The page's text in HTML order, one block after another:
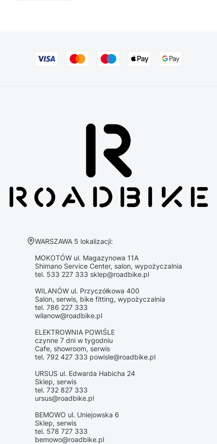
Adres:
WARSZAWA 5 lokalizacji:
MOKOTÓW ul. Magazynowa 11A
Shimano Service Center, salon, wypożyczalnia
tel. 533 227 333 sklep@roadbike.pl
WILANÓW ul. Przyczółkowa 400
Salon, serwis, bike fitting, wypożyczalnia
tel. 786 227 333
wilanow@roadbike.pl
ELEKTROWNIA POWIŚLE
czynne 7 dni w tygodniu
Cafe, showroom, serwis
tel. 792 427 333 powisle@roadbike.pl
URSUS ul. Edwarda Habicha 24
Sklep, serwis
tel. 732 827 333
ursus@roadbike.pl
BEMOWO ul. Uniejowska 6
Sklep, serwis
tel. 578 727 333
bemowo@roadbike.pl